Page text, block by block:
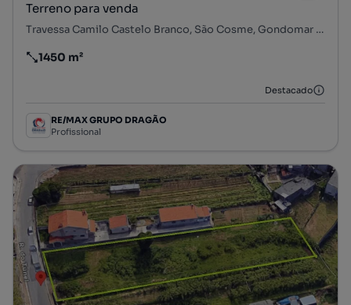
Terreno para venda
Travessa Camilo Castelo Branco, São Cosme, Gondomar (São Cosme), Valbom e Jovim, Gondomar, Porto
Preço por metro quadrado
1450 m²
Destacado
RE/MAX GRUPO DRAGÃO
Profissional